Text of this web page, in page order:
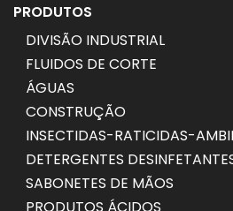
PRODUTOS
DIVISÃO INDUSTRIAL
FLUIDOS DE CORTE
ÁGUAS
CONSTRUÇÃO
INSECTIDAS-RATICIDAS-
DETERGENTES
SABONETES DE MÃOS
PRODUTOS ÁCIDOS